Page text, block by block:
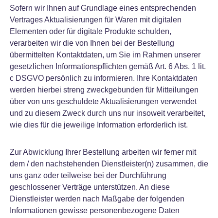
Sofern wir Ihnen auf Grundlage eines entsprechenden
Vertrages Aktualisierungen für Waren mit digitalen
Elementen oder für digitale Produkte schulden,
verarbeiten wir die von Ihnen bei der Bestellung
übermittelten Kontaktdaten, um Sie im Rahmen unserer
gesetzlichen Informationspflichten gemäß Art. 6 Abs. 1 lit.
c DSGVO persönlich zu informieren. Ihre Kontaktdaten
werden hierbei streng zweckgebunden für Mitteilungen
über von uns geschuldete Aktualisierungen verwendet
und zu diesem Zweck durch uns nur insoweit verarbeitet,
wie dies für die jeweilige Information erforderlich ist.
Zur Abwicklung Ihrer Bestellung arbeiten wir ferner mit
dem / den nachstehenden Dienstleister(n) zusammen, die
uns ganz oder teilweise bei der Durchführung
geschlossener Verträge unterstützen. An diese
Dienstleister werden nach Maßgabe der folgenden
Informationen gewisse personenbezogene Daten